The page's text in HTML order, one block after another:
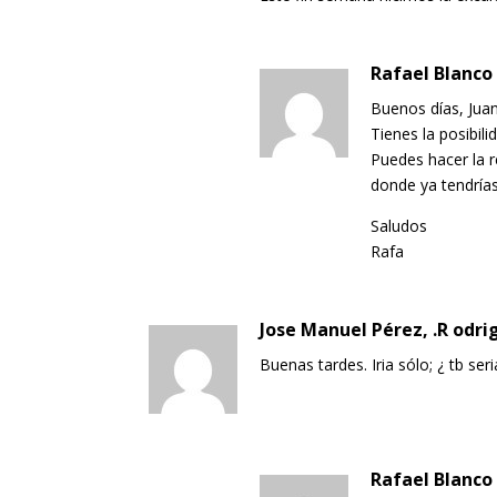
Rafael Blanco
Buenos días,
Tienes la
Puedes hacer la
donde ya
Saludos
Rafa
Jose Manuel Pérez, .R
Buenas tardes. Iria sólo; ¿ tb
Rafael Blanco